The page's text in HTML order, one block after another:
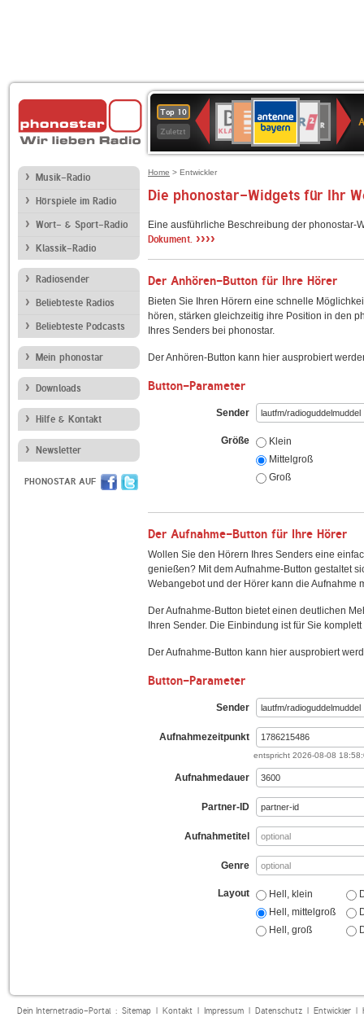
Top 10
Zuletzt
Deutschlandfunk
80er
90er
OLDIE
ANTENNE
SWR3
WDR
4
BR-
KLASSIK
Deutschlandfunk
KulturBAYERN
2
SWR
Kultur
NDR
2
Musik-Radio
Hörspiele im Radio
Wort- & Sport-Radio
Klassik-Radio
Radiosender
Beliebteste Radios
Beliebteste Podcasts
Mein phonostar
Downloads
Hilfe & Kontakt
Newsletter
PHONOSTAR AUF
Home > Entwickler
Die phonostar-Widgets für Ihr
Eine ausführliche Beschreibung der
Dokument. ››››
Der Anhören-Button für Ihre Hörer
Bieten Sie Ihren Hörern eine schnelle
hören, stärken gleichzeitig ihre Position in den
Ihres Senders bei phonostar.
Der Anhören-Button kann hier ausprobiert
Button-Parameter
Sender
Größe
Klein
Mittelgroß
Groß
Der Aufnahme-Button für Ihre Hörer
Wollen Sie den Hörern Ihres Senders eine
genießen? Mit dem Aufnahme-Button gestaltet
Webangebot und der Hörer kann die Aufnahme
Der Aufnahme-Button bietet einen deutlichen
Ihren Sender. Die Einbindung ist für Sie
Der Aufnahme-Button kann hier ausprobiert
Button-Parameter
Sender
Aufnahmezeitpunkt
entspricht 2026-08-08
Aufnahmedauer
Partner-ID
Aufnahmetitel
Genre
Layout
Hell, klein
Hell, mittelgroß
Hell, groß
Dein Internetradio-Portal : Sitemap| Kontakt| Impressum| Datenschutz| Entwickler|